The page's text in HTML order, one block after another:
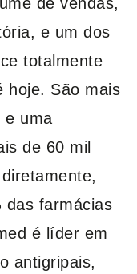
e um dos
totalmente
hoje. São mais
e uma
de 60 mil
das farmácias
é líder em
antigripais,